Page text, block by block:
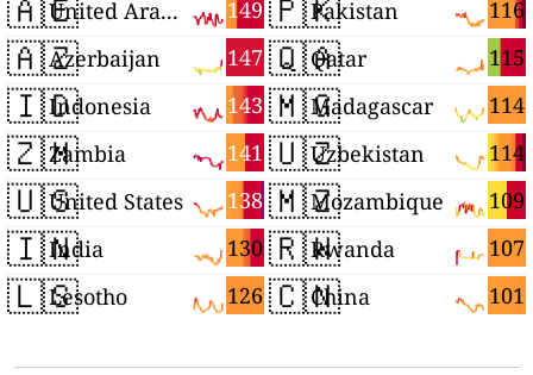
149
United Arab Emirates
🇦🇿 147
Azerbaijan
🇮🇩 143
Indonesia
🇿🇲 141
Zambia
🇺🇸 138
United States
🇮🇳 130
India
🇱🇸 126
Lesotho
116
Pakistan
🇶🇦 115
Qatar
🇲🇬 114
Madagascar
🇺🇿 114
Uzbekistan
🇲🇿 109
Mozambique
🇷🇼 107
Rwanda
🇨🇳 101
China